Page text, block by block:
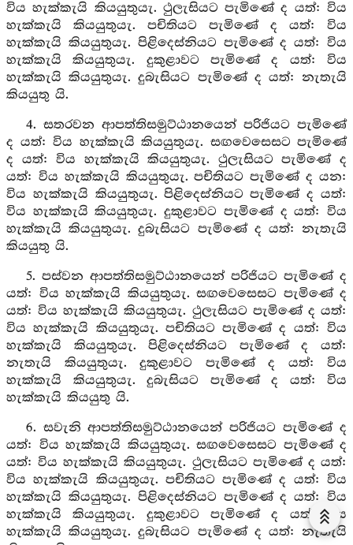
විය හැක්කැයි කියයුතුයැ. ථුලැසියට පැමිණේ ද යත්: විය
හැක්කැයි කියයුතුයැ. පචිතියට පැමිණේ ද යත්: විය
හැක්කැයි කියයුතුයැ. පිළිදෙස්නියට පැමිණේ ද යත්: විය
හැක්කැයි කියයුතුයැ. දුකුළාවට පැමිණේ ද යත්: විය
හැක්කැයි කියයුතුයැ. දුබැසියට පැමිණේ ද යත්: නැතැයි
කියයුතු යි.
4. සතරවන ආපත්තිසමුට්ඨානයෙන් පරිජියට පැමිණේ
ද යත්: විය හැක්කැයි කියයුතුයැ. සඟවෙසෙසට පැමිණේ
ද යත්: විය හැක්කැයි කියයුතුයැ. ථුලැසියට පැමිණේ ද
යත්: විය හැක්කැයි කියයුතුයැ. පචිතියට පැමිණේ ද යන:
විය හැක්කැයි කියයුතුයැ. පිළිදෙස්නියට පැමිණේ ද යත්:
විය හැක්කැයි කියයුතුයැ. දුකුළාවට පැමිණේ ද යත්: විය
හැක්කැයි කියයුතුයැ. දුබැසියට පැමිණේ ද යත්: නැතැයි
කියයුතු යි.
5. පස්වන ආපත්තිසමුට්ඨානයෙන් පරිජියට පැමිණේ ද
යත්: විය හැක්කැයි කියයුතුයැ. සඟවෙසෙසට පැමිණේ ද
යත්: විය හැක්කැයි කියයුතුයැ. ථුලැසියට පැමිණේ ද යත්:
විය හැක්කැයි කියයුතුයැ. පචිතියට පැමිණේ ද යත්: විය
හැක්කැයි කියයුතුයැ. පිළිදෙස්නියට පැමිණේ ද යත්:
නැතැයි කියයුතුයැ. දුකුළාවට පැමිණේ ද යත්: විය
හැක්කැයි කියයුතුයැ. දුබැසියට පැමිණේ ද යත්: විය
හැක්කැයි කියයුතු යි.
6. සවැනි ආපත්තිසමුට්ඨානයෙන් පරිජියට පැමිණේ ද
යත්: විය හැක්කැයි කියයුතුයැ. සඟවෙසෙසට පැමිණේ ද
යත්: විය හැක්කැයි කියයුතුයැ. ථුලැසියට පැමිණේ ද යත්:
විය හැක්කැයි කියයුතුයැ. පචිතියට පැමිණේ ද යත්: විය
හැක්කැයි කියයුතුයැ. පිළිදෙස්නියට පැමිණේ ද යත්: විය
හැක්කැයි කියයුතුයැ. දුකුළාවට පැමිණේ ද යත්: විය
හැක්කැයි කියයුතුයැ. දුබැසියට පැමිණේ ද යත්: නැතැයි